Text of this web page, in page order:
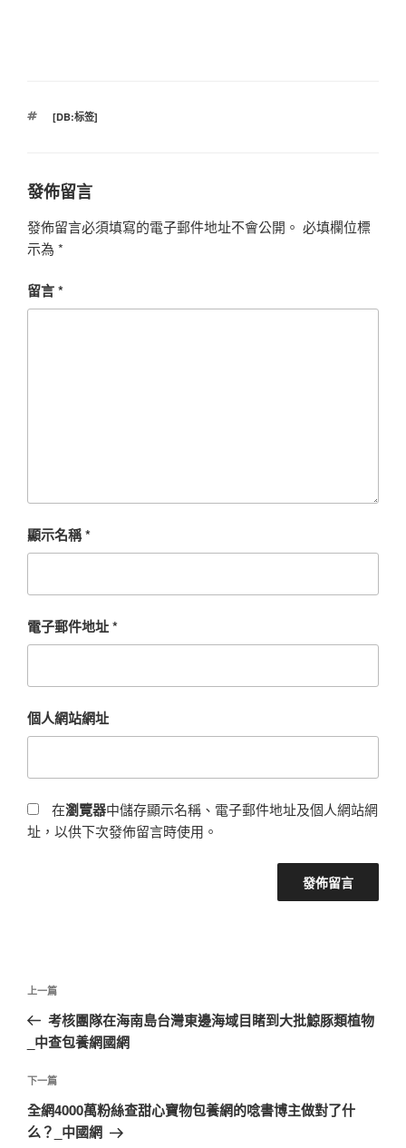
標
[DB:标签]
發佈留言
發佈留言必須填寫的電子郵件地址不會公開。 必填欄位標
示為 *
留言*
顯示名稱*
電子郵件地址*
個人網站網址
在瀏覽器中儲存顯示名稱、電子郵件地址及個人網站網
址，以供下次發佈留言時使用。
文
導
覽
上
一
篇
章
上一篇
考核團隊在海南島台灣東邊海域目睹到大批鯨豚類植物
_中查包養網國網
下
一
篇
下一篇
全網4000萬粉絲查甜心寶物包養網的唸書博主做對了什
么？_中國網